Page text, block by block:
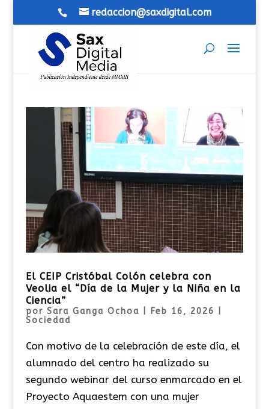
redaccion@saxdigital.com
El CEIP Cristóbal Colón celebra con
Veolia el “Día de la Mujer y la Niña en la
Ciencia”
por Sara Ganga Ochoa Feb 16, 2026
Sociedad
Con motivo de la celebración de este día, el
alumnado del centro ha realizado su
segundo webinar del curso enmarcado en el
Proyecto Aquaestem con una mujer